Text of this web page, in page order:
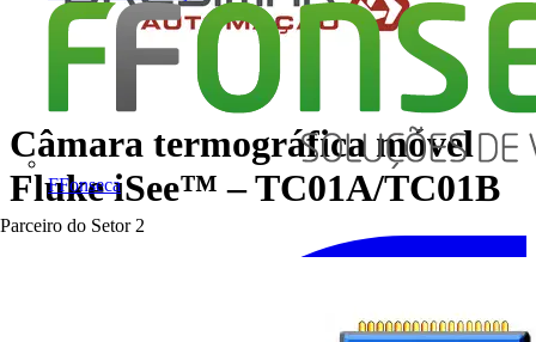
FFonseca
Parceiro do Setor 2
Câmara termográfica móvel
Fluke iSee™ – TC01A/TC01B